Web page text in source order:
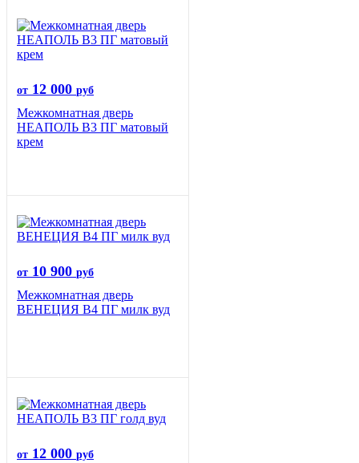
от 12 000 руб
Межкомнатная дверь
НЕАПОЛЬ В3 ПГ матовый
крем
от 10 900 руб
Межкомнатная дверь
ВЕНЕЦИЯ B4 ПГ милк вуд
от 12 000 руб